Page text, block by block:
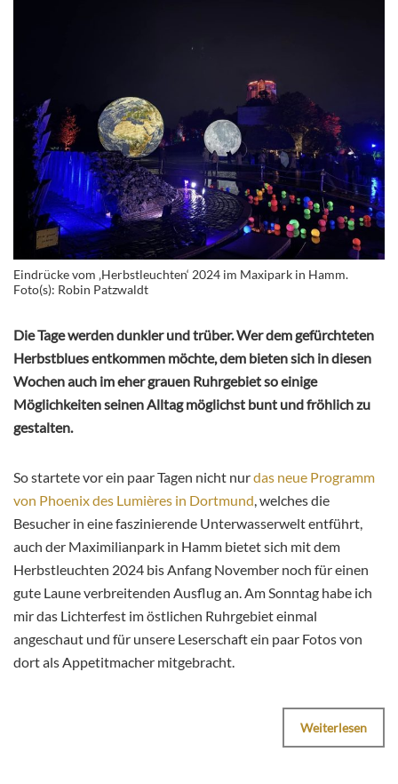
Eindrücke vom ‚Herbstleuchten‘ 2024 im Maxipark in Hamm.
Foto(s): Robin Patzwaldt
Die Tage werden dunkler und trüber. Wer dem gefürchteten
Herbstblues entkommen möchte, dem bieten sich in diesen
Wochen auch im eher grauen Ruhrgebiet so einige
Möglichkeiten seinen Alltag möglichst bunt und fröhlich zu
gestalten.
So startete vor ein paar Tagen nicht nurdas neue Programm
von Phoenix des Lumières in Dortmund, welches die
Besucher in eine faszinierende Unterwasserwelt entführt,
auch der Maximilianpark in Hamm bietet sich mit dem
Herbstleuchten 2024 bis Anfang November noch für einen
gute Laune verbreitenden Ausflug an. Am Sonntag habe ich
mir das Lichterfest im östlichen Ruhrgebiet einmal
angeschaut und für unsere Leserschaft ein paar Fotos von
dort als Appetitmacher mitgebracht.
Weiterlesen